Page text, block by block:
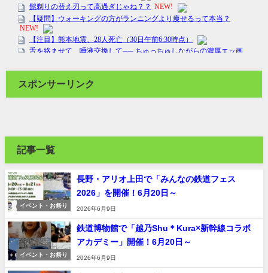
スポンサーリンク
記事一覧
イベント・お祭り
長野・アリオ上田で「みんなの鉄道フェス
2026」を開催！6月20日～
2026年6月9日
イベント・お祭り
鉄道博物館で「越乃Shu＊Kura×新幹線コラボ
アカデミー」開催！6月20日～
2026年6月9日